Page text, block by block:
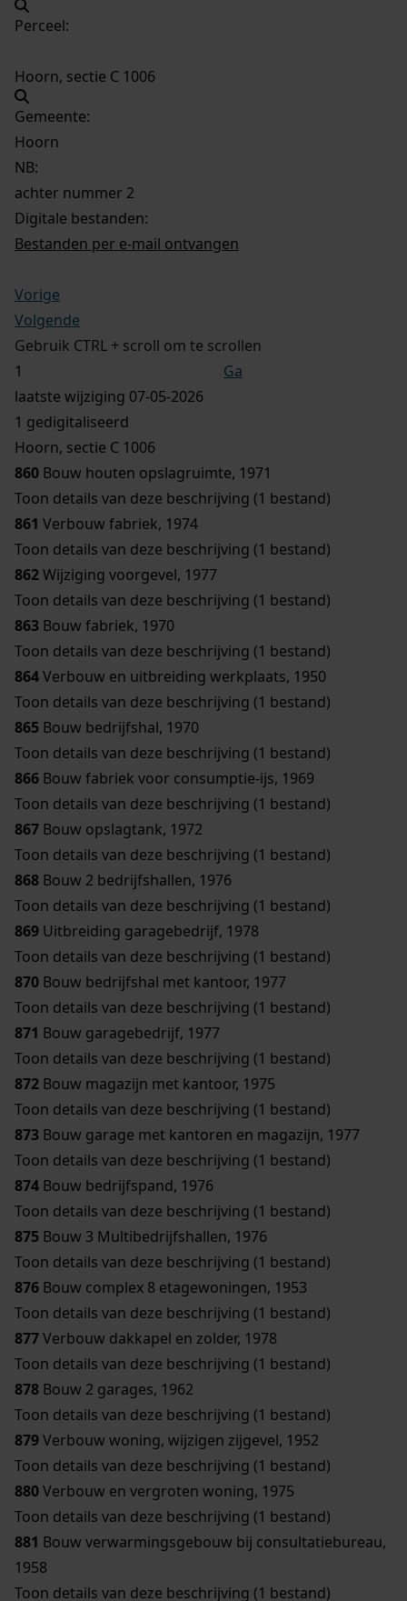
Perceel:
Hoorn, sectie C 1006
Gemeente:
Hoorn
NB:
achter nummer 2
Digitale bestanden:
Bestanden per e-mail ontvangen
Vorige
Volgende
Gebruik CTRL + scroll om te scrollen
Ga
laatste wijziging 07-05-2026
1 gedigitaliseerd
Hoorn, sectie C 1006
860 Bouw houten opslagruimte, 1971
Toon details van deze beschrijving (1 bestand)
861 Verbouw fabriek, 1974
Toon details van deze beschrijving (1 bestand)
862Wijziging voorgevel, 1977
Toon details van deze beschrijving (1 bestand)
863 Bouw fabriek, 1970
Toon details van deze beschrijving (1 bestand)
864Verbouw en uitbreiding werkplaats, 1950
Toon details van deze beschrijving (1 bestand)
865 Bouw bedrijfshal, 1970
Toon details van deze beschrijving (1 bestand)
866 Bouw fabriek voor consumptie-ijs, 1969
Toon details van deze beschrijving (1 bestand)
867 Bouw opslagtank, 1972
Toon details van deze beschrijving (1 bestand)
868 Bouw 2 bedrijfshallen, 1976
Toon details van deze beschrijving (1 bestand)
869 Uitbreiding garagebedrijf, 1978
Toon details van deze beschrijving (1 bestand)
870 Bouw bedrijfshal met kantoor, 1977
Toon details van deze beschrijving (1 bestand)
871 Bouw garagebedrijf, 1977
Toon details van deze beschrijving (1 bestand)
872 Bouw magazijn met kantoor, 1975
Toon details van deze beschrijving (1 bestand)
873 Bouw garage met kantoren en magazijn, 1977
Toon details van deze beschrijving (1 bestand)
874 Bouw bedrijfspand, 1976
Toon details van deze beschrijving (1 bestand)
875 Bouw 3 Multibedrijfshallen, 1976
Toon details van deze beschrijving (1 bestand)
876 Bouw complex 8 etagewoningen, 1953
Toon details van deze beschrijving (1 bestand)
877Verbouw dakkapel en zolder, 1978
Toon details van deze beschrijving (1 bestand)
878 Bouw 2 garages, 1962
Toon details van deze beschrijving (1 bestand)
879Verbouw woning, wijzigen zijgevel, 1952
Toon details van deze beschrijving (1 bestand)
880Verbouw en vergroten woning, 1975
Toon details van deze beschrijving (1 bestand)
881 Bouw verwarmingsgebouw bij consultatiebureau,
1958
Toon details van deze beschrijving (1 bestand)